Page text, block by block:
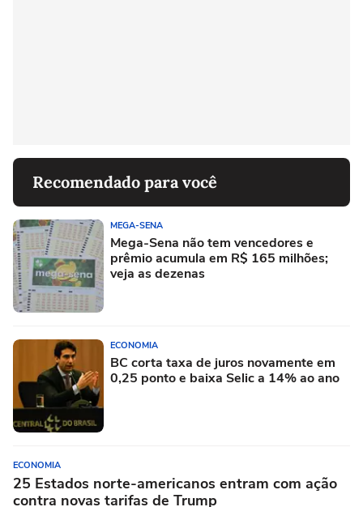
Recomendado para você
MEGA-SENA
Mega-Sena não tem vencedores e
prêmio acumula em R$ 165 milhões;
veja as dezenas
ECONOMIA
BC corta taxa de juros novamente em
0,25 ponto e baixa Selic a 14% ao ano
ECONOMIA
25 Estados norte-americanos entram com ação
contra novas tarifas de Trump